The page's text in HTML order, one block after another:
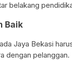
belakang
Baik
Jaya Bekasi
dengan